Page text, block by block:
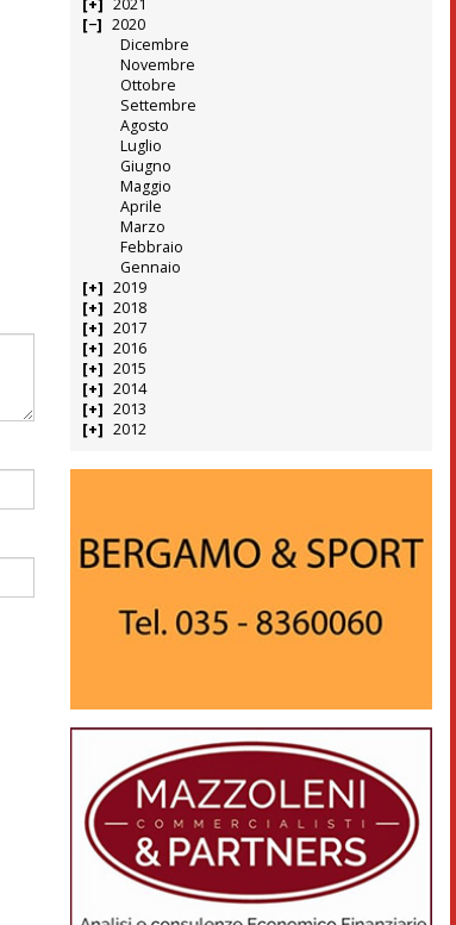
2021
2020
Dicembre
Novembre
Ottobre
Settembre
Agosto
Luglio
Giugno
Maggio
Aprile
Marzo
Febbraio
Gennaio
2019
2018
2017
2016
2015
2014
2013
2012